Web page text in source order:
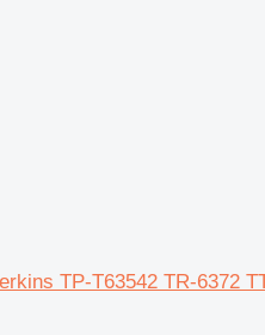
TP-T63542 TR-6372